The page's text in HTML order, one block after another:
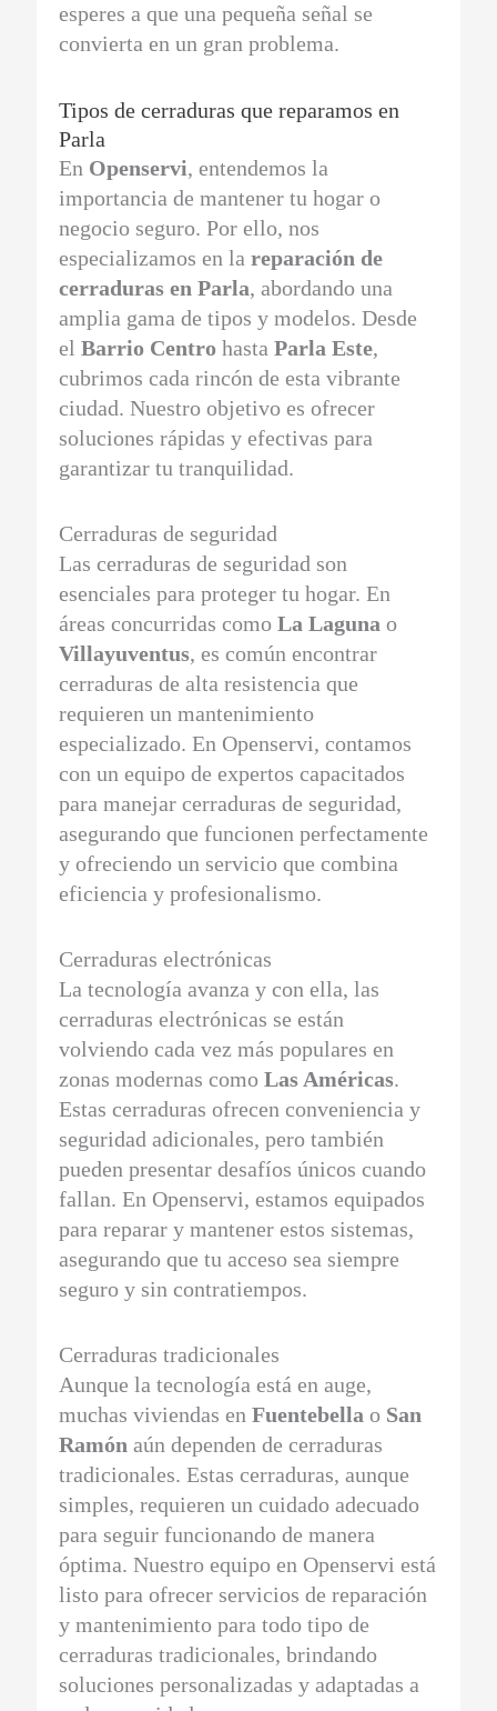
esperes a que una pequeña señal se
convierta en un gran problema.
Tipos de cerraduras que reparamos en
Parla
En Openservi, entendemos la
importancia de mantener tu hogar o
negocio seguro. Por ello, nos
especializamos en lareparación de
cerraduras en Parla, abordando una
amplia gama de tipos y modelos. Desde
elBarrio Centro hastaParla Este,
cubrimos cada rincón de esta vibrante
ciudad. Nuestro objetivo es ofrecer
soluciones rápidas y efectivas para
garantizar tu tranquilidad.
Cerraduras de seguridad
Las cerraduras de seguridad son
esenciales para proteger tu hogar. En
áreas concurridas comoLa Laguna o
Villayuventus, es común encontrar
cerraduras de alta resistencia que
requieren un mantenimiento
especializado. En Openservi, contamos
con un equipo de expertos capacitados
para manejar cerraduras de seguridad,
asegurando que funcionen perfectamente
y ofreciendo un servicio que combina
eficiencia y profesionalismo.
Cerraduras electrónicas
La tecnología avanza y con ella, las
cerraduras electrónicas se están
volviendo cada vez más populares en
zonas modernas comoLas Américas.
Estas cerraduras ofrecen conveniencia y
seguridad adicionales, pero también
pueden presentar desafíos únicos cuando
fallan. En Openservi, estamos equipados
para reparar y mantener estos sistemas,
asegurando que tu acceso sea siempre
seguro y sin contratiempos.
Cerraduras tradicionales
Aunque la tecnología está en auge,
muchas viviendas enFuentebella o San
Ramón aún dependen de cerraduras
tradicionales. Estas cerraduras, aunque
simples, requieren un cuidado adecuado
para seguir funcionando de manera
óptima. Nuestro equipo en Openservi está
listo para ofrecer servicios de reparación
y mantenimiento para todo tipo de
cerraduras tradicionales, brindando
soluciones personalizadas y adaptadas a